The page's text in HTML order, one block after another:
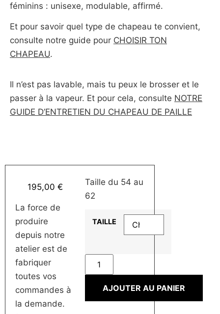
féminins : unisexe, modulable, affirmé.
Et pour savoir quel type de chapeau te convient,
consulte notre guide pour CHOISIR TON
CHAPEAU.
Il n’est pas lavable, mais tu peux le brosser et le
passer à la vapeur. Et pour cela, consulte NOTRE
GUIDE D’ENTRETIEN DU CHAPEAU DE PAILLE
195,00 €
La force de
produire
depuis notre
atelier est de
fabriquer
toutes vos
commandes à
la demande.
Taille du 54 au
62
TAILLE
AJOUTER AU PANIER